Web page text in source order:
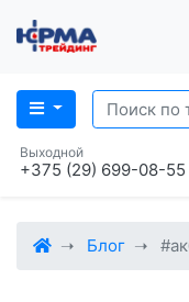
Выходной
+375 (29) 699-08-55
Блог